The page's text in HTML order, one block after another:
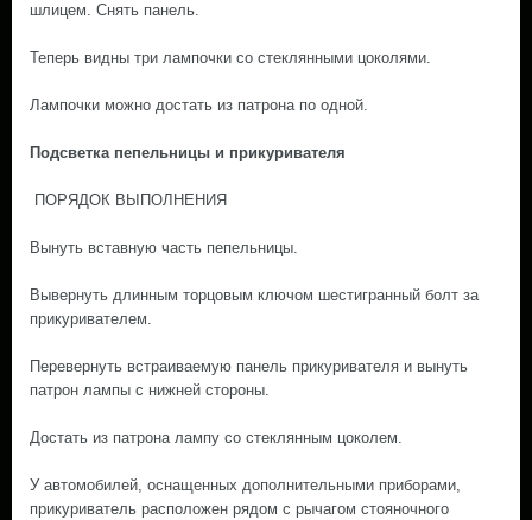
шлицем. Снять панель.
Теперь видны три лампочки со стеклянными цоколями.
Лампочки можно достать из патрона по одной.
Подсветка пепельницы и прикуривателя
ПОРЯДОК ВЫПОЛНЕНИЯ
Вынуть вставную часть пепельницы.
Вывернуть длинным торцовым ключом шестигранный болт за
прикуривателем.
Перевернуть встраиваемую панель прикуривателя и вынуть
патрон лампы с нижней стороны.
Достать из патрона лампу со стеклянным цоколем.
У автомобилей, оснащенных дополнительными приборами,
прикуриватель расположен рядом с рычагом стояночного